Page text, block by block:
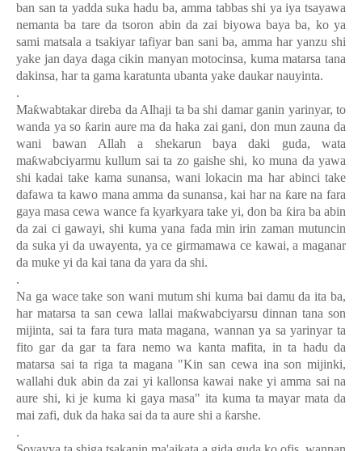
ban san ta yadda suka hadu ba, amma tabbas shi ya iya tsayawa
nemanta ba tare da tsoron abin da zai biyowa baya ba, ko ya
sami matsala a tsakiyar tafiyar ban sani ba, amma har yanzu shi
yake jan daya daga cikin manyan motocinsa, kuma matarsa tana
dakinsa, har ta gama karatunta ubanta yake daukar nauyinta.
.
Maƙwabtakar direba da Alhaji ta ba shi damar ganin yarinyar, to
wanda ya so ƙarin aure ma da haka zai gani, don mun zauna da
wani bawan Allah a shekarun baya daki guda, wata
maƙwabciyarmu kullum sai ta zo gaishe shi, ko muna da yawa
shi kadai take kama sunansa, wani lokacin ma har abinci take
dafawa ta kawo mana amma da sunansa, kai har na ƙare na fara
gaya masa cewa wance fa kyarkyara take yi, don ba ƙira ba abin
da zai ci gawayi, shi kuma yana fada min irin zaman mutuncin
da suka yi da uwayenta, ya ce girmamawa ce kawai, a maganar
da muke yi da kai tana da yara da shi.
.
Na ga wace take son wani mutum shi kuma bai damu da ita ba,
har matarsa ta san cewa lallai maƙwabciyarsu dinnan tana son
mijinta, sai ta fara tura mata magana, wannan ya sa yarinyar ta
fito gar da gar ta fara nemo wa kanta mafita, in ta hadu da
matarsa sai ta riga ta magana "Kin san cewa ina son mijinki,
wallahi duk abin da zai yi kallonsa kawai nake yi amma sai na
aure shi, ki je kuma ki gaya masa" ita kuma ta mayar mata da
mai zafi, duk da haka sai da ta aure shi a ƙarshe.
.